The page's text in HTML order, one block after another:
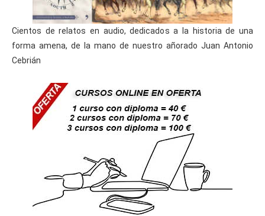
Cientos de relatos en audio, dedicados a la historia de una
forma amena, de la mano de nuestro añorado Juan Antonio
Cebrián